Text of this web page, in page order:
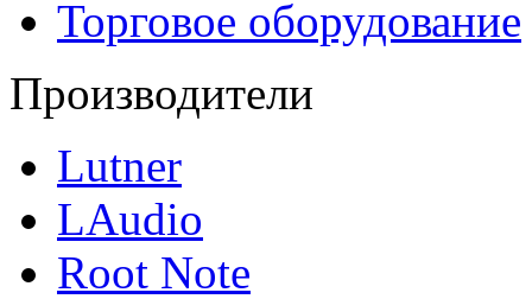
Торговое оборудование
Производители
Lutner
LAudio
Root Note